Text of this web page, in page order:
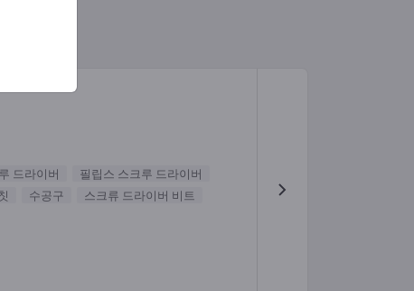
드라이버
필립스 스크루 드라이버
수공구
스크류 드라이버 비트